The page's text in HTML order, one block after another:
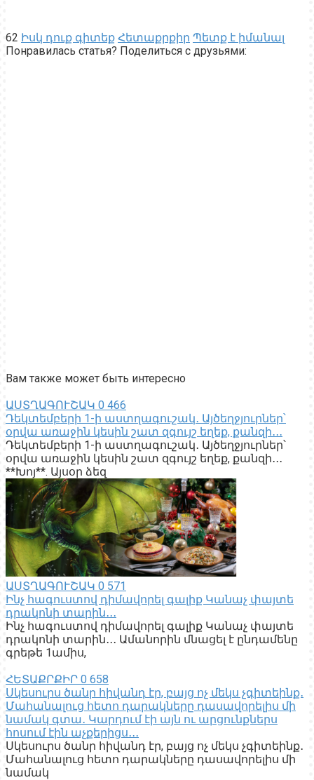
62 Իսկ դուք գիտեք Հետաքրքիր Պետք է իմանալ
Понравилась статья? Поделиться с друзьями:
Вам также может быть интересно
ԱՍՏՂԱԳՈՒՇԱԿ 0 466
Դեկտեմբերի 1-ի աստղագուշակ․ Այծեղջյուրներ՝
օրվա առաջին կեսին շատ զգույշ եղեք, քանզի․․․
Դեկտեմբերի 1-ի աստղագուշակ․ Այծեղջյուրներ՝
օրվա առաջին կեսին շատ զգույշ եղեք, քանզի․․․
**Խոյ**. Այսօր ձեզ
ԱՍՏՂԱԳՈՒՇԱԿ 0 571
Ինչ հագուստով դիմավորել գալիք Կանաչ փայտե
դրակոնի տարին․․․
Ինչ հագուստով դիմավորել գալիք Կանաչ փայտե
դրակոնի տարին․․․ Ամանորին մնացել է ընդամենը
գրեթե 1ամիս,
ՀԵՏԱՔՐՔԻՐ 0 658
Սկեսուրս ծանր հիվանդ էր, բայց ոչ մեկս չգիտեինք․
Մահանալուց հետո դարակները դասավորելիս մի
նամակ գտա․ Կարդում էի այն ու արցունքներս
հոսում էին աչքերիցս․․․
Սկեսուրս ծանր հիվանդ էր, բայց ոչ մեկս չգիտեինք․
Մահանալուց հետո դարակները դասավորելիս մի
նամակ